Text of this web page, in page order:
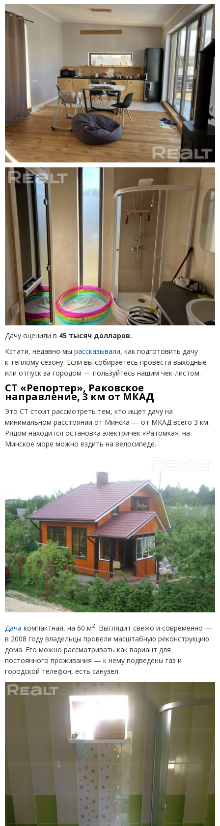
Дачу оценили в 45 тысяч долларов.
Кстати, недавно мы рассказывали, как подготовить дачу
к теплому сезону. Если вы собираетесь провести выходные
или отпуск за городом — пользуйтесь нашим чек-листом.
СТ «Репортер», Раковское
направление, 3 км от МКАД
Это СТ стоит рассмотреть тем, кто ищет дачу на
минимальном расстоянии от Минска — от МКАД всего 3 км.
Рядом находится остановка электричек «Ратомка», на
Минское море можно ездить на велосипеде.
Дача компактная, на 60 м2. Выглядит свежо и современно —
в 2008 году владельцы провели масштабную реконструкцию
дома. Его можно рассматривать как вариант для
постоянного проживания — к нему подведены газ и
городской телефон, есть санузел.